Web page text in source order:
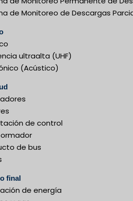
de Monitoreo de Descargas
ultraalta (UHF)
(Acústico)
de control
de bus
final
de energía